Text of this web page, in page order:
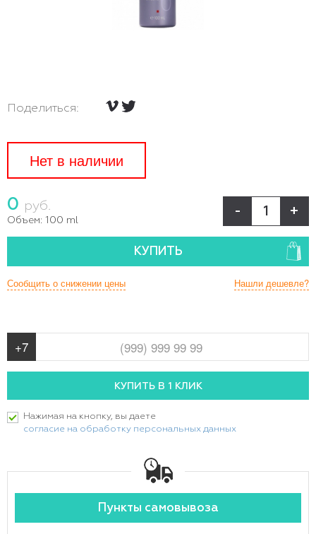
Поделиться:
Нет в наличии
0 руб.
Объем: 100 ml
- +
КУПИТЬ
Нашли дешевле?
Сообщить о снижении цены
Нажимая на кнопку, вы даете
согласие на обработку персональных данных
Пункты самовывоза